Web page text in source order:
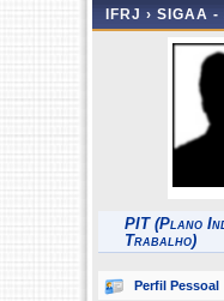
IFRJ › SIGAA
PIT (Plano
Trabalho)
Perfil Pessoal